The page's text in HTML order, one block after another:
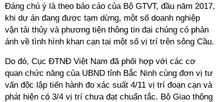
Đáng chú ý là theo báo cáo của Bộ GTVT, đầu năm 2017,
khi dự án đang được tạm dừng, một số doanh nghiệp
vận tải thủy và phương tiện thông tin đại chúng có phản
ánh về tình hình khan cạn tại một số vị trí trên sông Cầu.
Do đó, Cục ĐTNĐ Việt Nam đã phối hợp với các cơ
quan chức năng của UBND tỉnh Bắc Ninh cùng đơn vị tư
vấn độc lập tiến hành đo xác suất 4/11 vị trí đoạn cạn và
phát hiện có 3/4 vị trí chưa đạt chuẩn tắc. Bộ Giao thông